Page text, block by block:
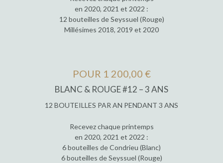
en 2020, 2021 et 2022 :
12 bouteilles de Seyssuel (Rouge)
Millésimes 2018, 2019 et 2020
POUR 1 200,00 €
BLANC & ROUGE #12 – 3 ANS
12 BOUTEILLES PAR AN PENDANT 3 ANS
Recevez chaque printemps
en 2020, 2021 et 2022 :
6 bouteilles de Condrieu (Blanc)
6 bouteilles de Seyssuel (Rouge)